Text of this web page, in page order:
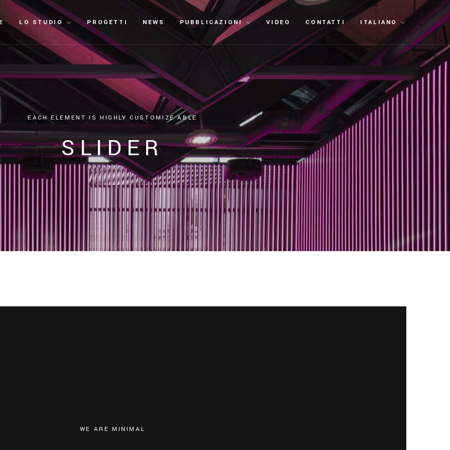
LO STUDIO PROGETTI NEWS PUBBLICAZIONI VIDEO CONTATTI ITALIANO
EACH ELEM EN T I S H IG HLY CUSTOM I ZE ABLE
SLIDER
WE ARE MINIMAL